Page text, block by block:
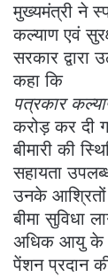
मुख्यमंत्री ने
कल्याण एवं
सरकार
कहा कि
पत्रकार
करोड़ कर दी
बीमारी की
सहायता
उनके
बीमा सुविधा
अधिक आयु के
पेंशन प्रदान